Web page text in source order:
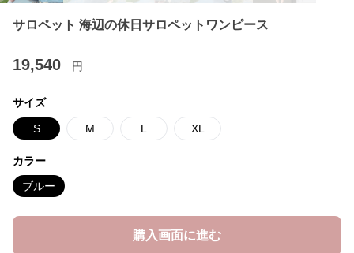
サロペット 海辺の休日サロペットワンピース
19,540 円
サイズ
S M L XL
カラー
ブルー
購入画面に進む